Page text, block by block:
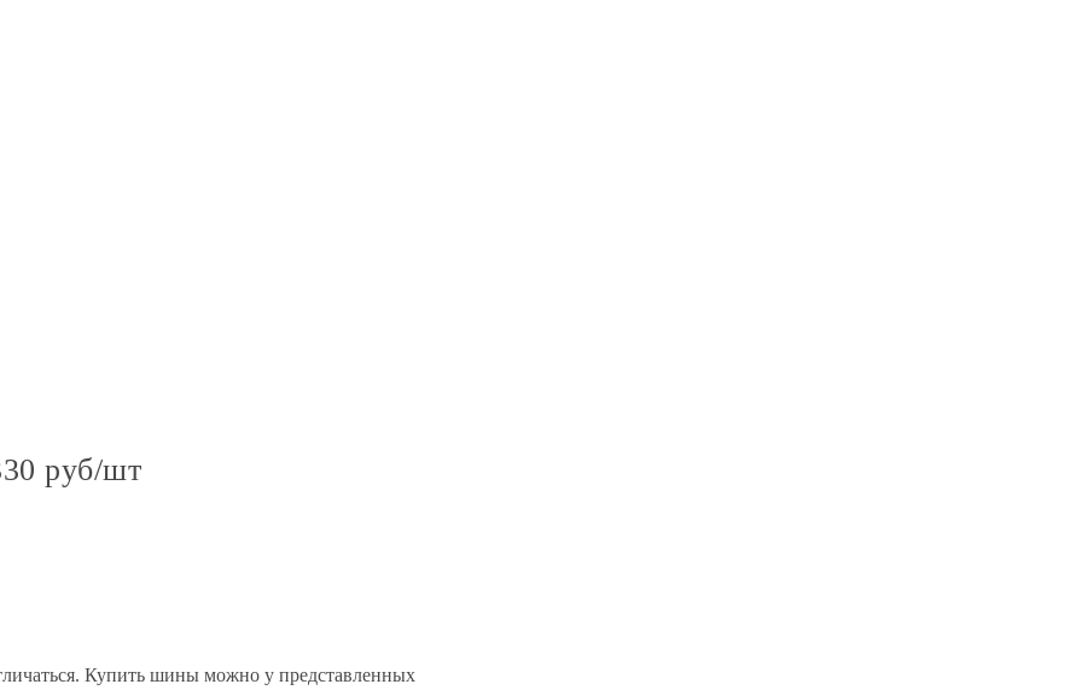
руб/шт
Купить шины можно у представленных